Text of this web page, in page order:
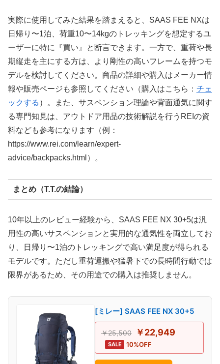
実際に使用してみた結果を踏まえると、SAAS FEE NXは
日帰り〜1泊、荷重10〜14kgのトレッキングを想定するユ
ーザーに特に『買い』と断言できます。一方で、重荷や長
期縦走を主にする方は、より剛性の高いフレームを持つモ
デルを検討してください。商品の詳細や購入はメーカー情
報や販売ページも参照してください（購入はこちら： チェ
ックする ）。また、サスペンション理論や背面通気に関す
る専門知見は、アウトドア用品の技術解説を行うREIの資
料なども参考になります（例：
https://www.rei.com/learn/expert-
advice/backpacks.html）。
まとめ（T.T.の結論）
10年以上のレビュー経験から、SAAS FEE NX 30+5は汎
用性の高いサスペンションと実用的な通気性を両立してお
り、日帰り〜1泊のトレッキングで高い満足度が得られる
モデルです。ただし重荷運搬や猛暑下での長時間行動では
限界があるため、その用途での購入は推奨しません。
[ミレー] SAAS FEE NX 30+5
￥25,500 ￥22,949
SALE 10%OFF